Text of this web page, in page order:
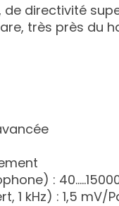
de directivité
très près du
:
1 kHz) : 1,5 mV/